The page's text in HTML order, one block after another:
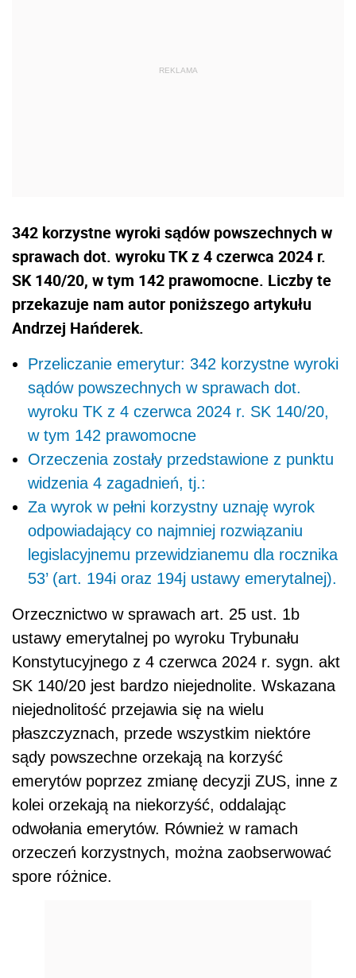
342 korzystne wyroki sądów powszechnych w
sprawach dot. wyroku TK z 4 czerwca 2024 r.
SK 140/20, w tym 142 prawomocne. Liczby te
przekazuje nam autor poniższego artykułu
Andrzej Hańderek.
Przeliczanie emerytur: 342 korzystne wyroki
sądów powszechnych w sprawach dot.
wyroku TK z 4 czerwca 2024 r. SK 140/20,
w tym 142 prawomocne
Orzeczenia zostały przedstawione z punktu
widzenia 4 zagadnień, tj.:
Za wyrok w pełni korzystny uznaję wyrok
odpowiadający co najmniej rozwiązaniu
legislacyjnemu przewidzianemu dla rocznika
53’ (art. 194i oraz 194j ustawy emerytalnej).
Orzecznictwo w sprawach art. 25 ust. 1b
ustawy emerytalnej po wyroku Trybunału
Konstytucyjnego z 4 czerwca 2024 r. sygn. akt
SK 140/20 jest bardzo niejednolite. Wskazana
niejednolitość przejawia się na wielu
płaszczyznach, przede wszystkim niektóre
sądy powszechne orzekają na korzyść
emerytów poprzez zmianę decyzji ZUS, inne z
kolei orzekają na niekorzyść, oddalając
odwołania emerytów. Również w ramach
orzeczeń korzystnych, można zaobserwować
spore różnice.